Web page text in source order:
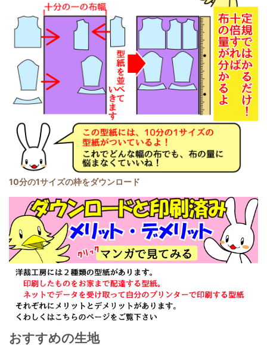
10分の1サイズの枠をダウンロード
おすすめの生地